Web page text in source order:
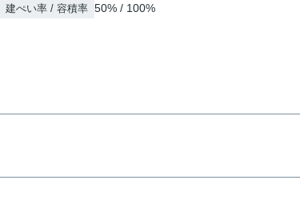
建ぺい率 / 容積率 50% / 100%